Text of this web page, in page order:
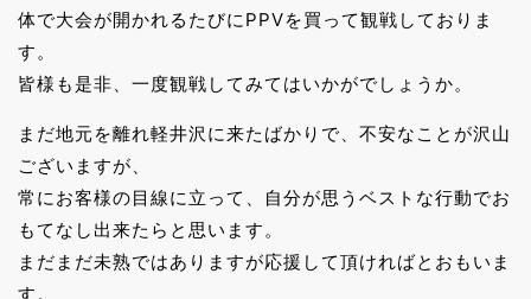
体で大会が開かれるたびにPPVを買って観戦しておりま
す。
皆様も是非、一度観戦してみてはいかがでしょうか。
まだ地元を離れ軽井沢に来たばかりで、不安なことが沢山
ございますが、
常にお客様の目線に立って、自分が思うベストな行動でお
もてなし出来たらと思います。
まだまだ未熟ではありますが応援して頂ければとおもいま
す。